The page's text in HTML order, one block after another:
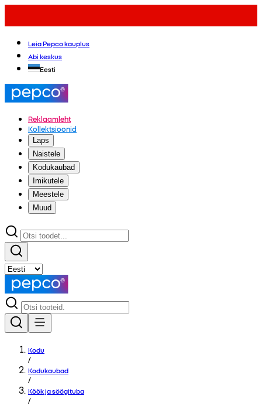
Leia Pepco kauplus
Abi keskus
Eesti
Reklaamleht
Kollektsioonid
Laps
Naistele
Kodukaubad
Imikutele
Meestele
Muud
Kodu
/
Kodukaubad
/
Köök ja söögituba
/